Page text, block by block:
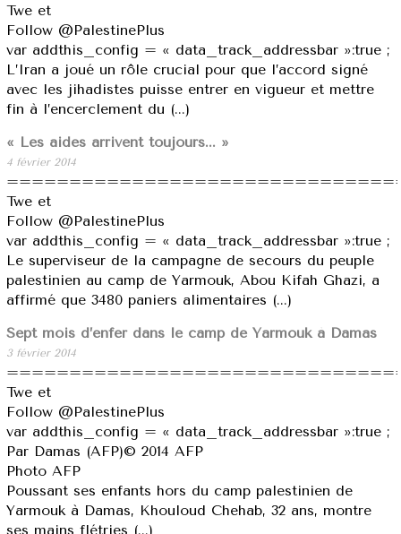
Twe et
Follow @PalestinePlus
var addthis_config = « data_track_addressbar »:true ;
L’Iran a joué un rôle crucial pour que l’accord signé
avec les jihadistes puisse entrer en vigueur et mettre
fin à l’encerclement du (...)
« Les aides arrivent toujours... »
4 février 2014
Twe et
Follow @PalestinePlus
var addthis_config = « data_track_addressbar »:true ;
Le superviseur de la campagne de secours du peuple
palestinien au camp de Yarmouk, Abou Kifah Ghazi, a
affirmé que 3480 paniers alimentaires (...)
Sept mois d’enfer dans le camp de Yarmouk à Damas
3 février 2014
Twe et
Follow @PalestinePlus
var addthis_config = « data_track_addressbar »:true ;
Par Damas (AFP)© 2014 AFP
Photo AFP
Poussant ses enfants hors du camp palestinien de
Yarmouk à Damas, Khouloud Chehab, 32 ans, montre
ses mains flétries (...)